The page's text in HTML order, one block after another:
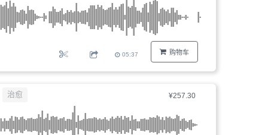
购物车
05:37
¥257.30
治愈